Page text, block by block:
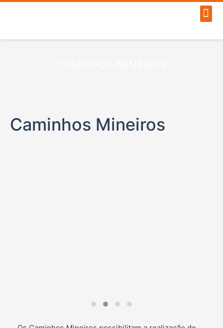
Caminhos Mineiros